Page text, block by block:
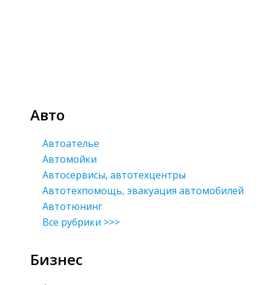
Авто
Автоателье
Автомойки
Автосервисы, автотехцентры
Автотехпомощь, эвакуация автомобилей
Автотюнинг
Все рубрики >>>
Бизнес